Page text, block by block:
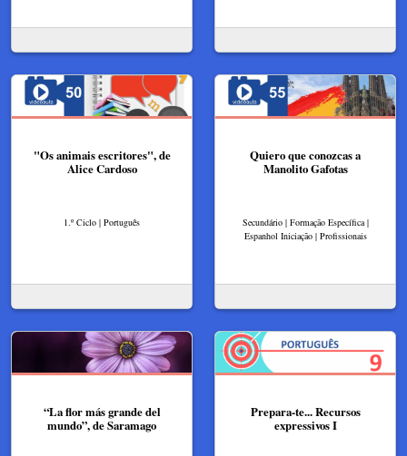
"Os animais escritores", de
Alice Cardoso
1.º Ciclo | Português
Quiero que conozcas a
Manolito Gafotas
Secundário | Formação Específica |
Espanhol Iniciação | Profissionais
“La flor más grande del
mundo”, de Saramago
Prepara-te... Recursos
expressivos I